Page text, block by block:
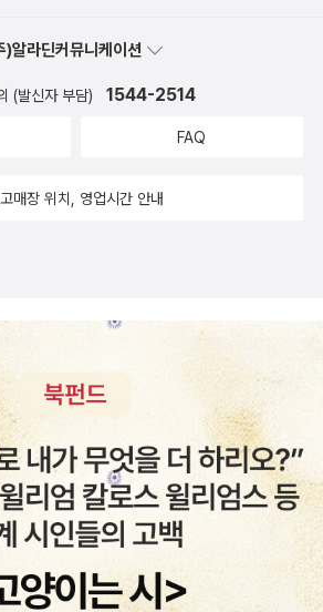
연을 할 경우 포럼을 함께 진행하길 제안한
니라, 지금 막 지나가고 있거나 이미 지나온
무대 밖으로 공론화할 수 있을 것이다. 굳이
이는 『레슬링 시즌』이 문학 텍스트로서만이
계가 결국 어떤 괴물을 만들어내는지를 담
리고 우리에게 말한다. 괴물을 물리칠 수 있
있는 자기 자신뿐이라고. 그렇기에 극 안에
않는 건 당연한 것처럼 보인다. 심판 역시 중
수행할 뿐 극에 적극적으로 개입하지는 않
보다는 ‘현명한 질문’을 구하는 방식, 이것이
큰 연극적, 문학적 가치인 것이다. 부록으
’, ‘포럼 진행자를 위한 안내’ 등을 비롯해 국
하는 놀이로서의 가능성을 활짝 열어 준다.
)알라딘커뮤니케이션
(발신자 부담) 1544-2514
FAQ
매장 위치, 영업시간 안내